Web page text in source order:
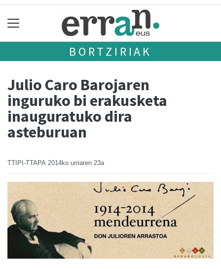
BORTZIRIAK
Julio Caro Barojaren
inguruko bi erakusketa
inauguratuko dira
asteburuan
TTIPI-TTAPA 2014ko urriaren 23a